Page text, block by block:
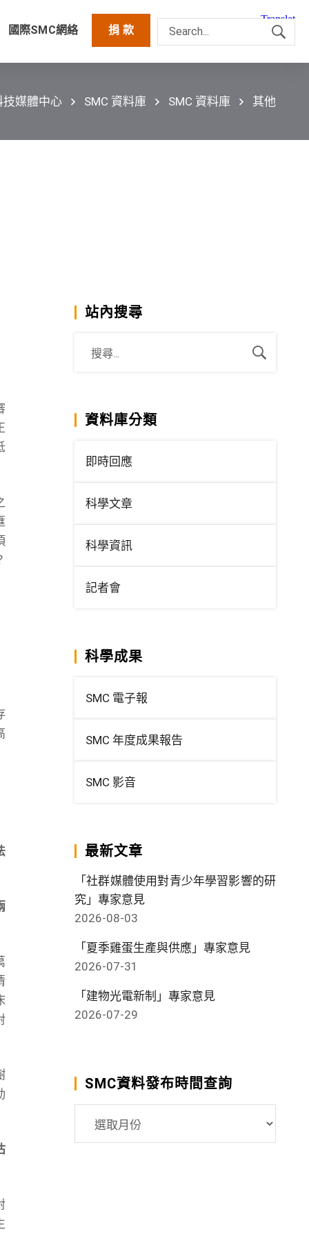
國際SMC網絡 捐 款
技媒體中心 SMC 資料庫 SMC 資料庫 其他
站內搜尋
資料庫分類
即時回應
科學文章
科學資訊
記者會
科學成果
SMC 電子報
SMC 年度成果報告
SMC 影音
最新文章
「社群媒體使用對青少年學習影響的研
究」專家意見
2026-08-03
「夏季雞蛋生產與供應」專家意見
2026-07-31
「建物光電新制」專家意見
2026-07-29
SMC資料發布時間查詢